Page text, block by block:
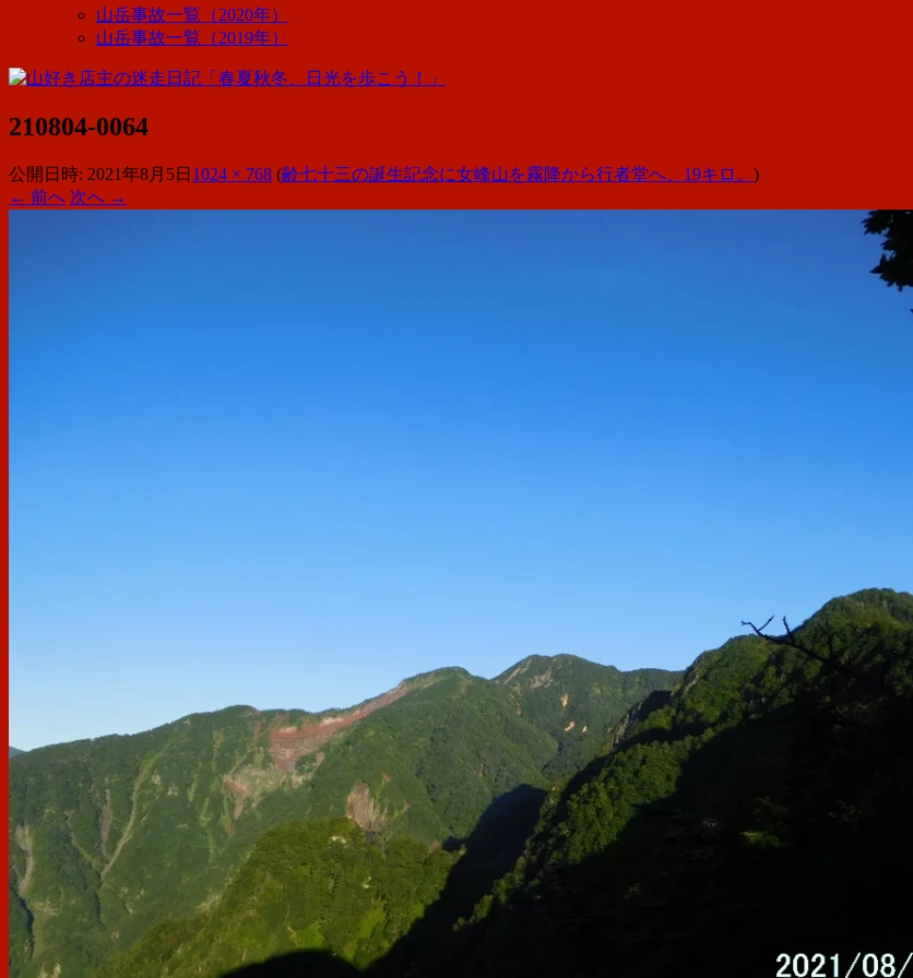
山岳事故一覧（2020年）
山岳事故一覧（2019年）
210804-0064
公開日時: 2021年8月5日 1024 × 768 (齢七十三の誕生記念に女峰山を霧降から行者堂へ、19キロ。 )
← 前へ 次へ →